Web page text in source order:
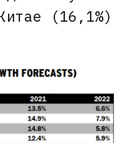
(16,1%)